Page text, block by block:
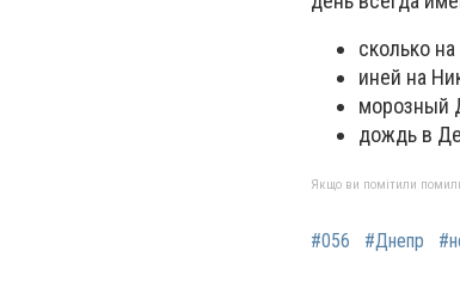
сколько
иней на
морозный
дождь в
Якщо ви помітили
#056 #Днепр